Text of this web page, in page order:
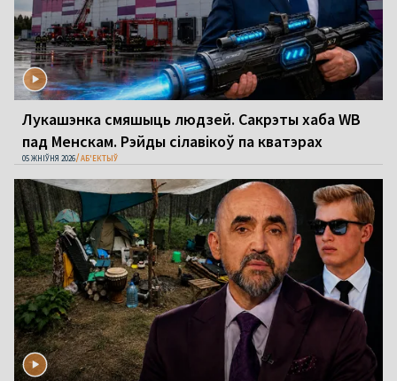
Лукашэнка смяшыць людзей. Сакрэты хаба WB
пад Менскам. Рэйды сілавікоў па кватэрах
05 ЖНІЎНЯ 2026 АБ'ЕКТЫЎ